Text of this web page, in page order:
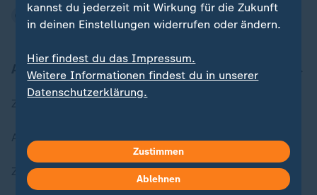
Aktuell bei ZDFheute
Aktuelle Sendungs-Videos
ZDFheute Stories
kannst du jederzeit mit Wirkung für die Zukunft
in deinen Einstellungen widerrufen oder ändern.
Hier findest du das Impressum.
Weitere Informationen findest du in unserer
Datenschutzerklärung.
Zustimmen
Ablehnen